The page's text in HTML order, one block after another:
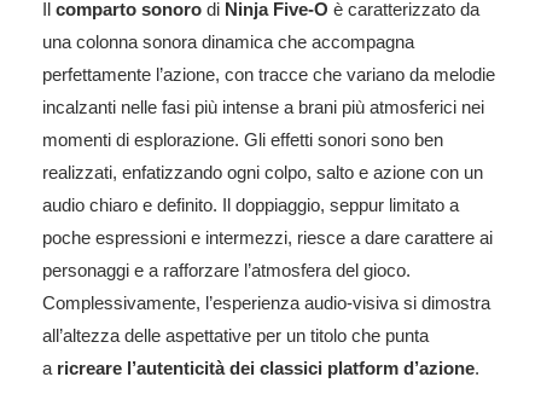
Il comparto sonoro di Ninja Five-O è caratterizzato da
una colonna sonora dinamica che accompagna
perfettamente l’azione, con tracce che variano da melodie
incalzanti nelle fasi più intense a brani più atmosferici nei
momenti di esplorazione. Gli effetti sonori sono ben
realizzati, enfatizzando ogni colpo, salto e azione con un
audio chiaro e definito. Il doppiaggio, seppur limitato a
poche espressioni e intermezzi, riesce a dare carattere ai
personaggi e a rafforzare l’atmosfera del gioco.
Complessivamente, l’esperienza audio-visiva si dimostra
all’altezza delle aspettative per un titolo che punta
a ricreare l’autenticità dei classici platform d’azione.